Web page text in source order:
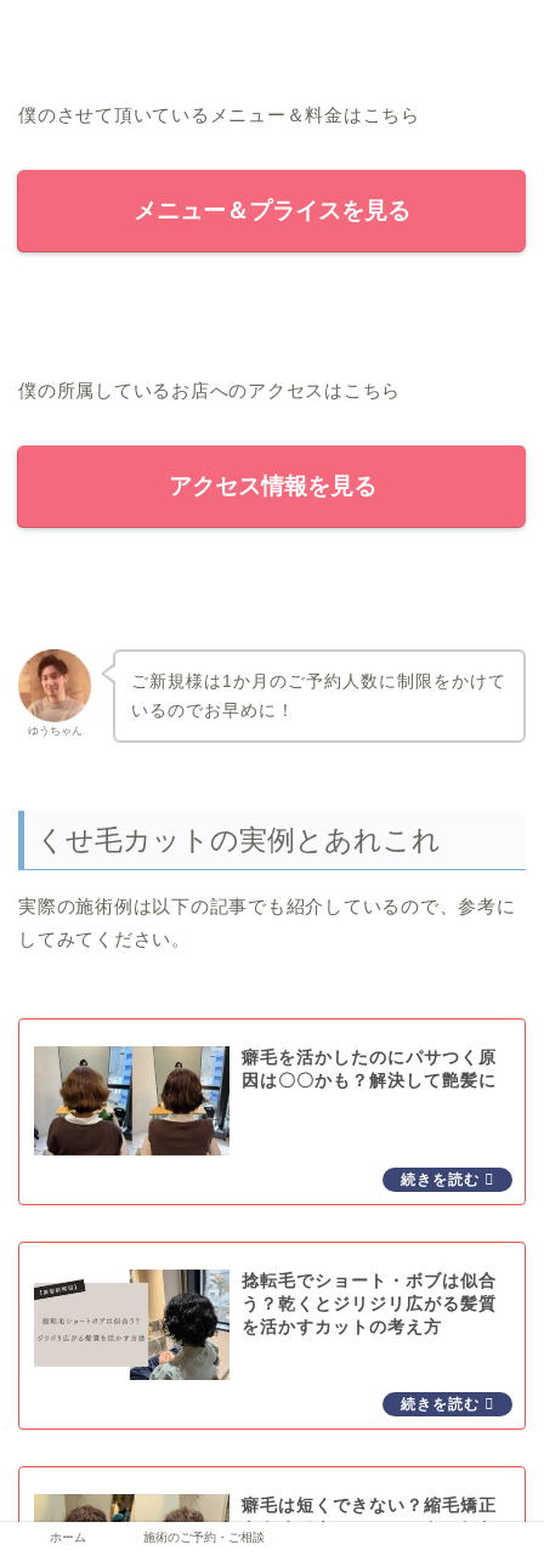
僕のさせて頂いているメニュー＆料金はこちら
メニュー＆プライスを見る
僕の所属しているお店へのアクセスはこちら
アクセス情報を見る
ゆうちゃん
ご新規様は1か月のご予約人数に制限をかけて
いるのでお早めに！
くせ毛カットの実例とあれこれ
実際の施術例は以下の記事でも紹介しているので、参考に
してみてください。
癖毛を活かしたのにパサつく原
因は〇〇かも？解決して艶髪に
捻転毛でショート・ボブは似合
う？乾くとジリジリ広がる髪質
を活かすカットの考え方
癖毛は短くできない？縮毛矯正
をやめてウルフショートにした
ホーム 施術のご予約・ご相談